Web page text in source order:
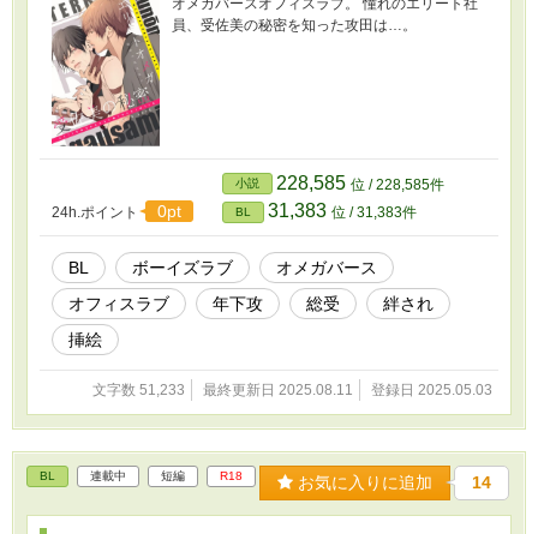
オメガバースオフィスラブ。 憧れのエリート社
員、受佐美の秘密を知った攻田は…。
24h.ポイント 0pt
小説 228,585 位 / 228,585件
BL 31,383 位 / 31,383件
BL ボーイズラブ
オメガバース
オフィスラブ
年下攻 総受
絆され
挿絵
文字数 51,233 最終更新日 2025.08.11 登録日 2025.05.03
BL 連載中 短編 R18 お気に入りに追加 14